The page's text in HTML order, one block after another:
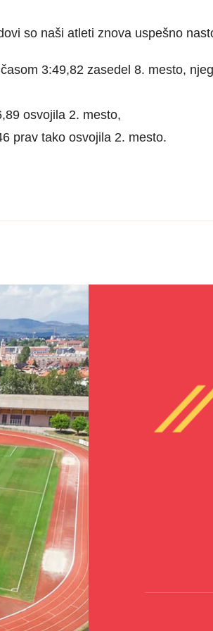
so naši atleti znova uspešno
3:49,82 zasedel 8. mesto,
osvojila 2. mesto,
prav tako osvojila 2. mesto.